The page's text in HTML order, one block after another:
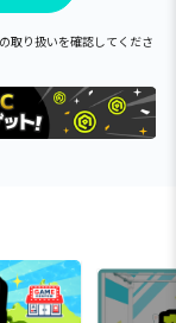
取り扱いを確認してくださ